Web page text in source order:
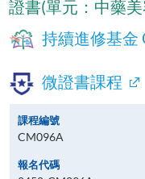
證書(單元：中藥
持續進修基金
微證書課程
課程編號
CM096A
報名代碼